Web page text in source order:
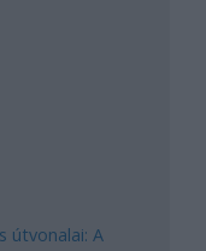
útvonalai: A